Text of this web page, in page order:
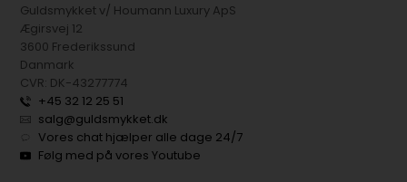
Guldsmykket v/ Houmann Luxury ApS
Ægirsvej 12
3600 Frederikssund
Danmark
CVR: DK-43277774
+45 32 12 25 51
salg@guldsmykket.dk
Vores chat hjælper alle dage 24/7
Følg med på vores Youtube